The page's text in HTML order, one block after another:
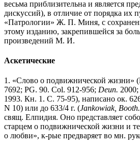
весьма приблизительна и является
дискуссий), в отличие от порядка их
«Патрологии» Ж. П. Миня, с
этому изданию, закрепившейся за
произведений М. И.
Аскетические
1. «Слово о подвижнической жизни»
7692; PG. 90. Col. 912-956; Deun.
1993. Кн. 1. С. 75-95), написано ок.
N 10) или до 633/4 г. (Jankowiak, Booth.
свящ. Елпидия. Оно представляет
старцем о подвижнической жизни и
о любви», к-рые предваряет во мн.